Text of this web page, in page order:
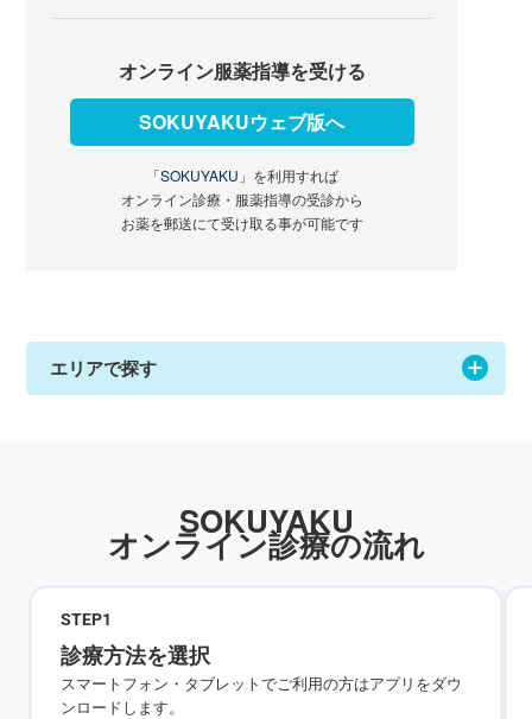
オンライン服薬指導を受ける
SOKUYAKUウェブ版へ
「SOKUYAKU」 を利用すれば
オンライン診療・服薬指導の受診から
お薬を郵送にて受け取る事が可能です
エリアで探す
SOKUYAKU
オンライン診療の流れ
STEP1
診療方法を選択
スマートフォン・タブレットでご利用の方はアプリをダウ
ンロードします。